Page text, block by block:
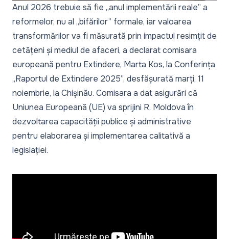
Anul 2026 trebuie să fie „anul implementării reale” a
reformelor, nu al „bifărilor” formale, iar valoarea
transformărilor va fi măsurată prin impactul resimțit de
cetățeni și mediul de afaceri, a declarat comisara
europeană pentru Extindere, Marta Kos, la Conferința
„Raportul de Extindere 2025”, desfășurată marți, 11
noiembrie, la Chișinău. Comisara a dat asigurări că
Uniunea Europeană (UE) va sprijini R. Moldova în
dezvoltarea capacității publice și administrative
pentru elaborarea și implementarea calitativă a
legislației.